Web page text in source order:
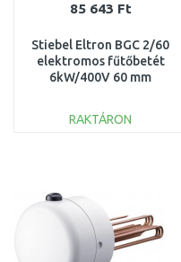
85 643 Ft
Stiebel Eltron BGC 2/60
elektromos fűtőbetét
6kW/400V 60 mm
ÚJRACSOMAGOLT
RAKTÁRON